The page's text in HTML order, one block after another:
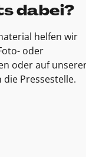
dabei?
helfen wir
oder
oder auf
die Pressestelle.